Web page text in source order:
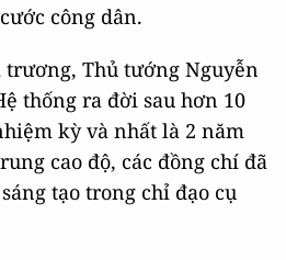
công dân.
Thủ tướng Nguyễn
thống ra đời sau hơn 10
kỳ và nhất là 2 năm
cao độ, các đồng chí đã
tạo trong chỉ đạo cụ